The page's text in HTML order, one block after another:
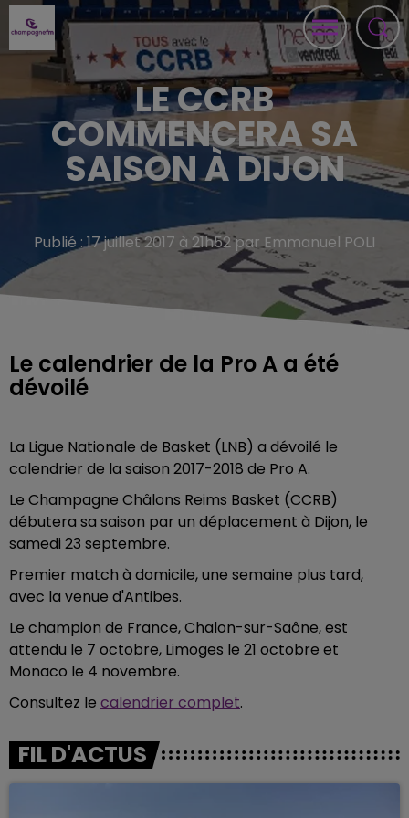
LE CCRB
COMMENCERA SA
SAISON À DIJON
Publié : 17 juillet 2017 à 21h52 par Emmanuel POLI
Le calendrier de la Pro A a été
dévoilé
La Ligue Nationale de Basket (LNB) a dévoilé le
calendrier de la saison 2017-2018 de Pro A.
Le Champagne Châlons Reims Basket (CCRB)
débutera sa saison par un déplacement à Dijon, le
samedi 23 septembre.
Premier match à domicile, une semaine plus tard,
avec la venue d'Antibes.
Le champion de France, Chalon-sur-Saône, est
attendu le 7 octobre, Limoges le 21 octobre et
Monaco le 4 novembre.
Consultez le calendrier complet.
FIL D'ACTUS